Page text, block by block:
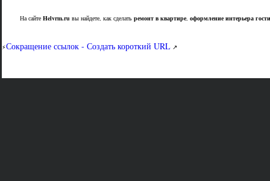
На сайте Helvrm.ru вы найдете, как сделать ремонт в квартире, оформление интерьера
⚡Сокращение ссылок - Создать короткий URL↗